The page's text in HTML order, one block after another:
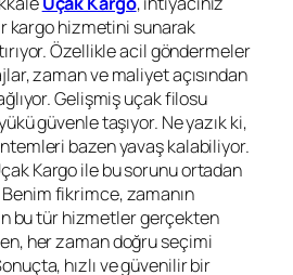
kargo hizmetini sunarak
Özellikle acil göndermeler
zaman ve maliyet açısından
Gelişmiş uçak filosu
güvenle taşıyor. Ne yazık ki,
bazen yavaş kalabiliyor.
Kargo ile bu sorunu ortadan
fikrimce, zamanın
bu tür hizmetler gerçekten
her zaman doğru seçimi
hızlı ve güvenilir bir